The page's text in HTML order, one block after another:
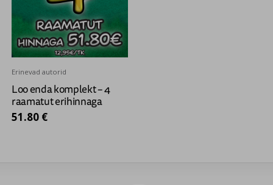
Erinevad autorid
Loo enda komplekt – 4
raamatut erihinnaga
51.80 €